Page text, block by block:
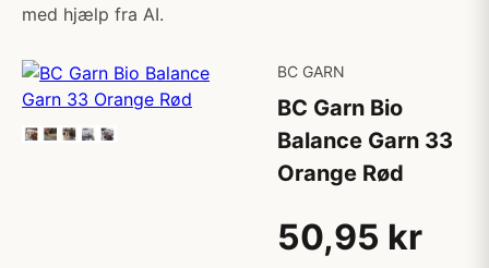
med hjælp fra AI.
BC GARN
BC Garn Bio
Balance Garn 33
Orange Rød
50,95 kr